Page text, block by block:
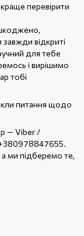
перевірити
відкриті
для тебе
і вирішимо
тобі
питання щодо
— Viber /
ми підберемо те,